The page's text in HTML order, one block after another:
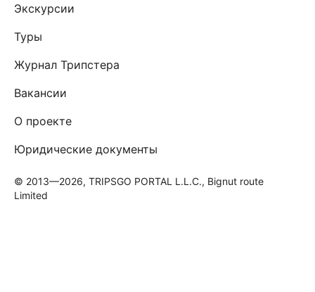
Экскурсии
Туры
Журнал Трипстера
Вакансии
О проекте
Юридические документы
© 2013—2026, TRIPSGO PORTAL L.L.C., Bignut route
Limited